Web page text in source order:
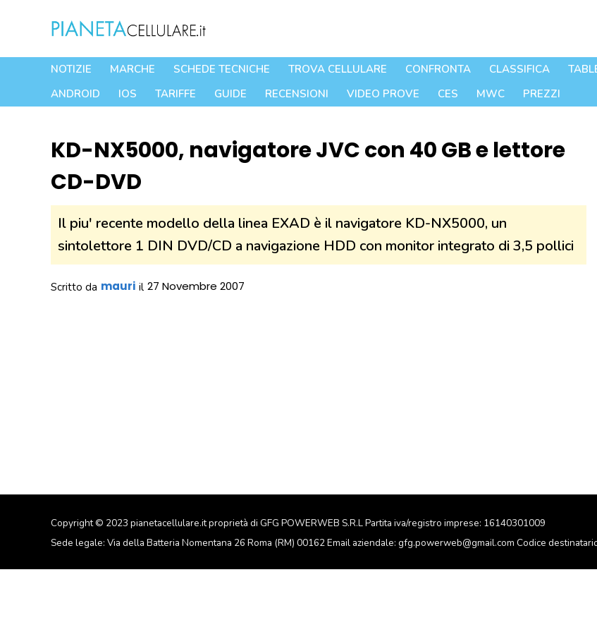
contenuto
NOTIZIE MARCHE SCHEDE TECNICHE TROVA CELLULARE CONFRONTA CLASSIFICA
ANDROID
IOS TARIFFE GUIDE RECENSIONI VIDEO PROVE CES MWC PREZZI
KD-NX5000, navigatore JVC con 40 GB e lettore
CD-DVD
Il piu' recente modello della linea EXAD è il navigatore KD-NX5000, un
sintolettore 1 DIN DVD/CD a navigazione HDD con monitor integrato di 3,5 pollici
Scritto da mauri il 27 Novembre 2007
Copyright © 2023 pianetacellulare.it proprietà di GFG POWERWEB S.R.L Partita iva/registro imprese: 16140301009
Sede legale: Via della Batteria Nomentana 26 Roma (RM) 00162 Email aziendale: gfg.powerweb@gmail.com Codice